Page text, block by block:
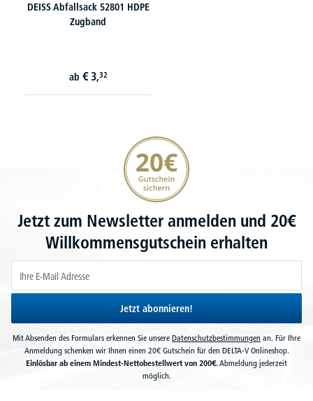
DEISS Abfallsack 52801 HDPE
Zugband
ab € 3,32
20€ Gutschein sichern
Jetzt zum Newsletter anmelden und 20€
Willkommensgutschein erhalten
Jetzt abonnieren!
Mit Absenden des Formulars erkennen Sie unsere Datenschutzbestimmungen an. Für Ihre
Anmeldung schenken wir Ihnen einen 20€ Gutschein für den DELTA-V Onlineshop.
Einlösbar ab einem Mindest-Nettobestellwert von 200€.Abmeldung jederzeit
möglich.